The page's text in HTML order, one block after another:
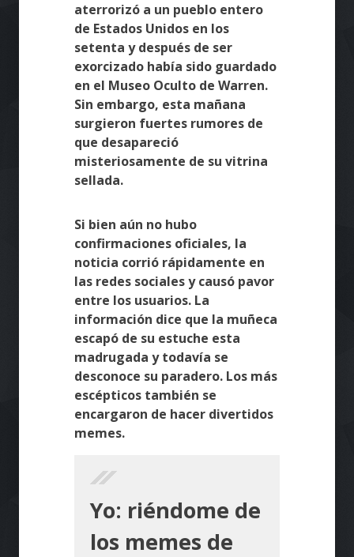
aterrorizó a un pueblo entero
de Estados Unidos en los
setenta y después de ser
exorcizado había sido guardado
en el Museo Oculto de Warren.
Sin embargo, esta mañana
surgieron fuertes rumores de
que desapareció
misteriosamente de su vitrina
sellada.
Si bien aún no hubo
confirmaciones oficiales, la
noticia corrió rápidamente en
las redes sociales y causó pavor
entre los usuarios. La
información dice que la muñeca
escapó de su estuche esta
madrugada y todavía se
desconoce su paradero. Los más
escépticos también se
encargaron de hacer divertidos
memes.
Yo: riéndome de
los memes de